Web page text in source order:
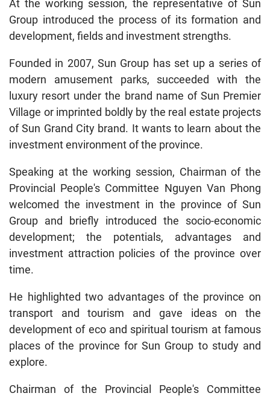
At the working session, the representative of Sun
Group introduced the process of its formation and
development, fields and investment strengths.
Founded in 2007, Sun Group has set up a series of
modern amusement parks, succeeded with the
luxury resort under the brand name of Sun Premier
Village or imprinted boldly by the real estate projects
of Sun Grand City brand. It wants to learn about the
investment environment of the province.
Speaking at the working session, Chairman of the
Provincial People's Committee Nguyen Van Phong
welcomed the investment in the province of Sun
Group and briefly introduced the socio-economic
development; the potentials, advantages and
investment attraction policies of the province over
time.
He highlighted two advantages of the province on
transport and tourism and gave ideas on the
development of eco and spiritual tourism at famous
places of the province for Sun Group to study and
explore.
Chairman of the Provincial People's Committee